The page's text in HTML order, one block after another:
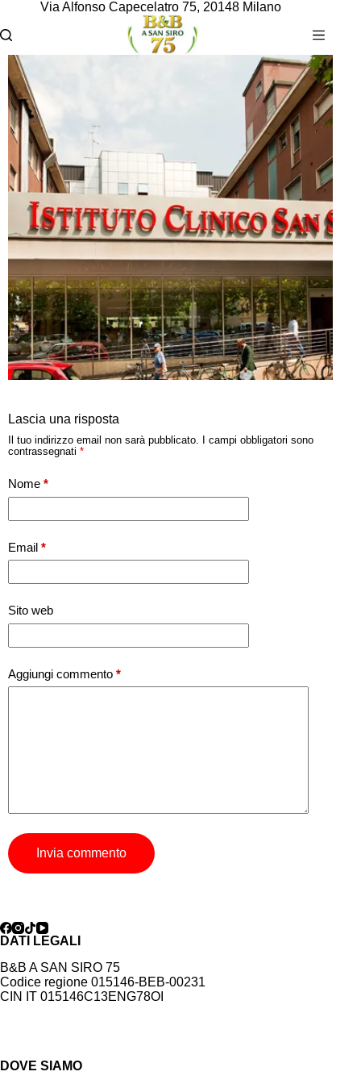
Via Alfonso Capecelatro 75, 20148 Milano
Lascia una risposta
Il tuo indirizzo email non sarà pubblicato.
I campi obbligatori sono
contrassegnati *
Nome *
Email *
Sito web
Aggiungi commento *
Invia commento
DATI LEGALI
B&B A SAN SIRO 75
Codice regione 015146-BEB-00231
CIN IT 015146C13ENG78OI
DOVE SIAMO